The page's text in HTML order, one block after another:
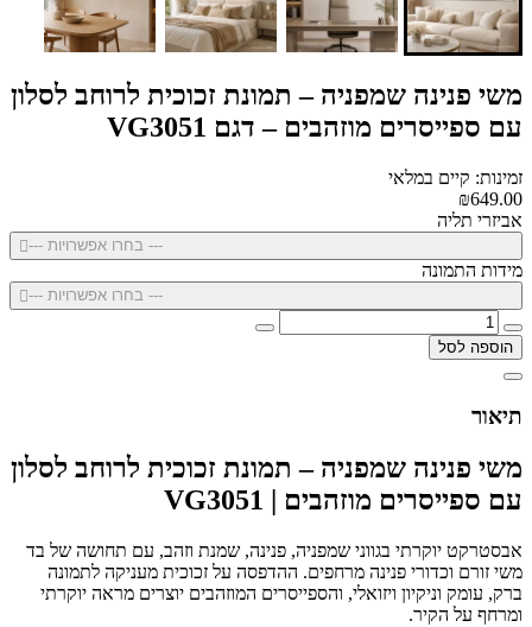
משי פנינה שמפניה – תמונת זכוכית לרוחב לסלון
עם ספייסרים מוזהבים – דגם VG3051
זמינות: קיים במלאי
₪649.00
אביזרי תליה
--- בחרו אפשרויות ---
מידות התמונה
--- בחרו אפשרויות ---
הוספה לסל
תיאור
משי פנינה שמפניה – תמונת זכוכית לרוחב לסלון
עם ספייסרים מוזהבים | VG3051
אבסטרקט יוקרתי בגווני שמפניה, פנינה, שמנת וזהב, עם תחושה של בד
משי זורם וכדורי פנינה מרחפים. ההדפסה על זכוכית מעניקה לתמונה
ברק, עומק וניקיון ויזואלי, והספייסרים המוזהבים יוצרים מראה יוקרתי
ומרחף על הקיר.